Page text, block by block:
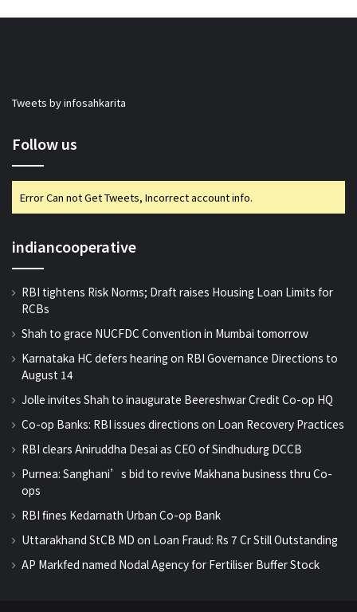
Tweets by infosahkarita
Follow us
Error Can not Get Tweets, Incorrect account info.
indiancooperative
RBI tightens Risk Norms; Draft raises Housing Loan Limits for
RCBs
Shah to grace NUCFDC Convention in Mumbai tomorrow
Karnataka HC defers hearing on RBI Governance Directions to
August 14
Jolle invites Shah to inaugurate Beereshwar Credit Co-op HQ
Co-op Banks: RBI issues directions on Loan Recovery Practices
RBI clears Aniruddha Desai as CEO of Sindhudurg DCCB
Purnea: Sanghani’s bid to revive Makhana business thru Co-
ops
RBI fines Kedarnath Urban Co-op Bank
Uttarakhand StCB MD on Loan Fraud: Rs 7 Cr Still Outstanding
AP Markfed named Nodal Agency for Fertiliser Buffer Stock